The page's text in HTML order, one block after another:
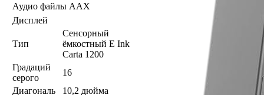
Аудио файлы AAX
Дисплей
Тип
Сенсорный
ёмкостный E Ink
Carta 1200
Градаций
серого
16
Диагональ
10,2 дюйма